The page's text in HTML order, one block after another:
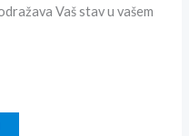
Vaš stav u vašem